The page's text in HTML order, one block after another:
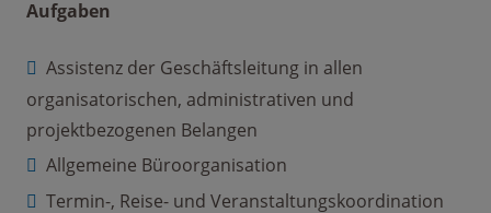
Aufgaben
Assistenz der Geschäftsleitung in allen
organisatorischen, administrativen und
projektbezogenen Belangen
Allgemeine Büroorganisation
Termin-, Reise- und Veranstaltungskoordination